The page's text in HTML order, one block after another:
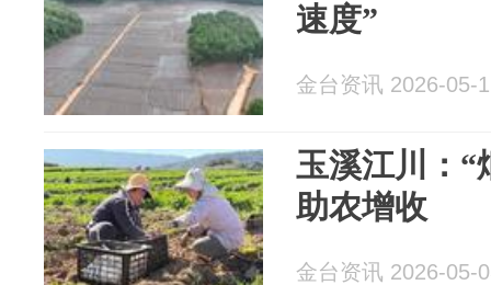
速度”
金台资讯 2026-05-
玉溪江川：“
助农增收
金台资讯 2026-05-